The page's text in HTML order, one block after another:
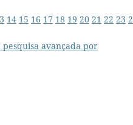
14 15 16 17 18 19 20 21 22 23
avançada por